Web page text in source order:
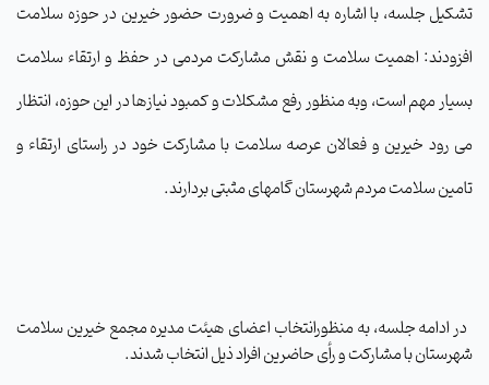
تشکیل جلسه، با اشاره به اهمیت و ضرورت حضور خیرین در حوزه سلامت
افزودند: اهمیت سلامت و نقش مشارکت مردمی در حفظ و ارتقاء سلامت
بسیار مهم است، وبه منظور رفع مشکلات و کمبود نیازها در این حوزه، انتظار
می رود خیرین و فعالان عرصه سلامت با مشارکت خود در راستای ارتقاء و
تامین سلامت مردم شهرستان گامهای مثبتی بردارند.
در ادامه جلسه، به منظورانتخاب اعضای هیئت مدیره مجمع خیرین سلامت
شهرستان با مشارکت و رأی حاضرین افراد ذیل انتخاب شدند.